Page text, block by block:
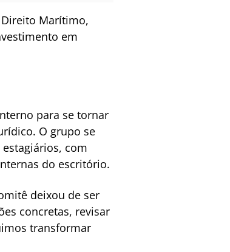
Marítimo,
em
para se tornar
O grupo se
com
do escritório.
deixou de ser
concretas, revisar
transformar